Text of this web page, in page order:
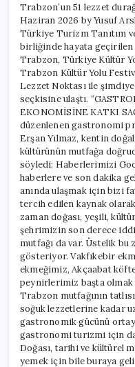
Trabzon’un 51 lezzet
Haziran 2026 by Yusuf
Türkiye Turizm Tanıtım
birliğinde hayata geçirilen
Trabzon, Türkiye Kültür
Trabzon Kültür Yolu
Lezzet Noktası ile
seçkisine ulaştı.
EKONOMİSİNE KATKI
düzenlenen gastronomi
Erşan Yılmaz, kentin
kültürünün mutfağa
söyledi: Haberlerimizi
haberlere ve son dakika
anında ulaşmak için bizi
tercih edilen kaynak
zaman doğası, yeşili,
şehrimizin son derece
mutfağı da var. Üstelik bu
gösteriyor. Vakfıkebir
ekmeğimiz, Akçaabat
peynirlerimiz başta olmak
Trabzon mutfağının
soğuk lezzetlerine kadar
gastronomik gücünü
gastronomi turizmi için
Doğası, tarihi ve kültürel
yemek için bile buraya